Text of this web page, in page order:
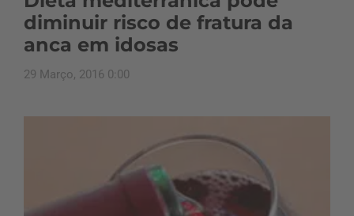
diminuir risco de fratura da
anca em idosas
29 Março, 2016 0:00